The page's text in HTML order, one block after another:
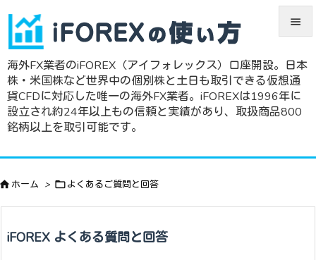
海外FX業者のiFOREX（アイフォレックス）口座開設。日本
株・米国株など世界中の個別株と土日も取引できる仮想通
貨CFDに対応した唯一の海外FX業者。iFOREXは1996年に
設立され約24年以上もの信頼と実績があり、取扱商品800
銘柄以上を取引可能です。

メニュ

サイド

ホーム > よくあるご質問と回答
iFOREX よくある質問と回答